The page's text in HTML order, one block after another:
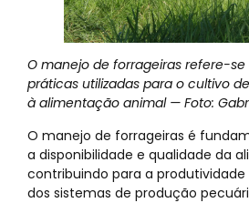
O manejo de forrageiras refere-
práticas utilizadas para o cultivo
à alimentação animal — Foto:
O manejo de forrageiras é
a disponibilidade e qualidade da
contribuindo para a
dos sistemas de produção